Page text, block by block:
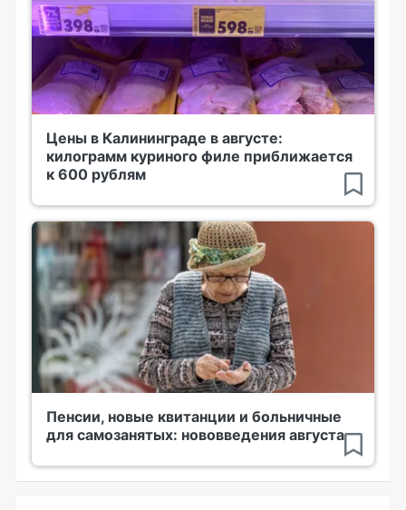
Цены в Калининграде в августе:
килограмм куриного филе приближается
к 600 рублям
Пенсии, новые квитанции и больничные
для самозанятых: нововведения августа